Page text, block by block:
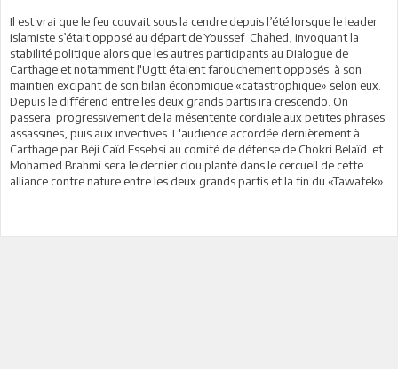
Il est vrai que le feu couvait sous la cendre depuis l’été lorsque le leader
islamiste s’était opposé au départ de Youssef Chahed, invoquant la
stabilité politique alors que les autres participants au Dialogue de
Carthage et notamment l'Ugtt étaient farouchement opposés à son
maintien excipant de son bilan économique «catastrophique» selon eux.
Depuis le différend entre les deux grands partis ira crescendo. On
passera progressivement de la mésentente cordiale aux petites phrases
assassines, puis aux invectives. L'audience accordée dernièrement à
Carthage par Béji Caïd Essebsi au comité de défense de Chokri Belaïd et
Mohamed Brahmi sera le dernier clou planté dans le cercueil de cette
alliance contre nature entre les deux grands partis et la fin du «Tawafek».